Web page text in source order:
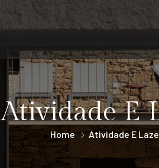
Atividade E
Home Atividade E